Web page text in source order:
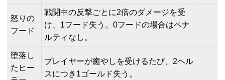
怒りの
フード
戦闘中の反撃ごとに2倍のダメージを受
け、1フード失う。0フードの場合はペナ
ルティなし。
堕落し
たヒー
プレイヤーが癒やしを受けるたび、2ヘル
スにつき1ゴールド失う。